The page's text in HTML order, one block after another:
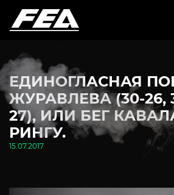
ЕДИНОГЛАСНАЯ
ЖУРАВЛЕВА (30-26,
27), ИЛИ БЕГ
РИНГУ.
15.07.2017